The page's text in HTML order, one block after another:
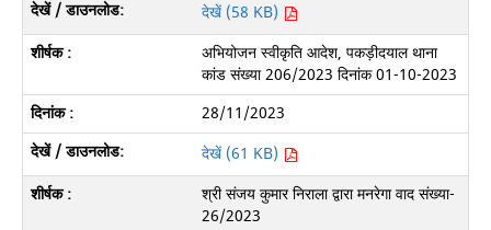
देखें (58 KB)
अभियोजन स्वीकृति आदेश, पकड़ीदयाल थाना
कांड संख्या 206/2023 दिनांक 01-10-2023
28/11/2023
देखें (61 KB)
श्री संजय कुमार निराला द्वारा मनरेगा वाद संख्या-
26/2023